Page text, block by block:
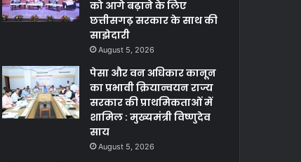
को आगे बढ़ाने के लिए
छत्तीसगढ़ सरकार के साथ की
साझेदारी
August 5, 2026
पेसा और वन अधिकार कानून
का प्रभावी क्रियान्वयन राज्य
सरकार की प्राथमिकताओं में
शामिल : मुख्यमंत्री विष्णुदेव
साय
August 5, 2026